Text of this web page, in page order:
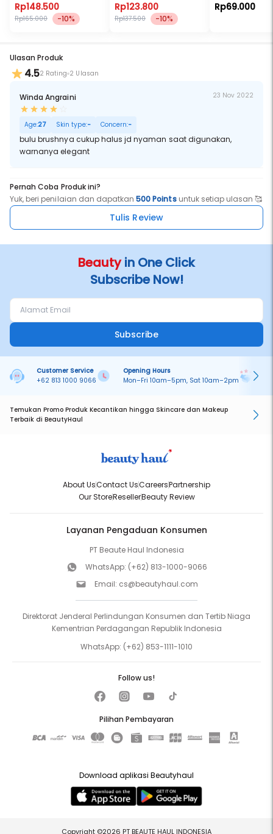
Rp148.500
Rp165.000 -10%
Rp123.800
Rp137.500 -10%
Rp69.000
Ulasan Produk
4.52 Rating 2 Ulasan
Winda Angraini 23 Nov 2022
Age:27 Skin type:- Concern:-
bulu brushnya cukup halus jd nyaman saat digunakan,
warnanya elegant
Pernah Coba Produk ini?
Yuk, beri penilaian dan dapatkan500 Pointsuntuk setiap ulasan 🥰
Tulis Review
Beautyin One Click
Subscribe Now!
Subscribe
Customer Service
+62 813 1000 9066
Opening Hours
Mon–Fri 10am–5pm, Sat 10am–2pm
Temukan Promo Produk Kecantikan hingga Skincare dan Makeup
Terbaik di BeautyHaul
About UsContact UsCareersPartnership
Our StoreResellerBeauty Review
Layanan Pengaduan Konsumen
PT Beaute Haul Indonesia
WhatsApp: (+62) 813-1000-9066
Email: cs@beautyhaul.com
Direktorat Jenderal Perlindungan Konsumen dan Tertib Niaga
Kementrian Perdagangan Republik Indonesia
WhatsApp: (+62) 853-1111-1010
Pilihan Pembayaran
Follow us!
Download aplikasi Beautyhaul
Copyright ©2026 PT BEAUTE HAUL INDONESIA